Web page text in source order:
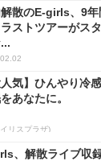
散のE-girls、9年
ストツアーがス
人気】ひんやり冷
あなたに。
リスプラザ)
、解散ライブ収